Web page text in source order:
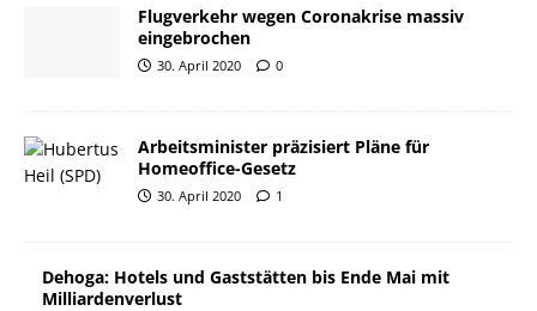
Flugverkehr wegen Coronakrise massiv
eingebrochen
30. April 2020 0
Arbeitsminister präzisiert Pläne für
Homeoffice-Gesetz
30. April 2020 1
Dehoga: Hotels und Gaststätten bis Ende Mai mit
Milliardenverlust